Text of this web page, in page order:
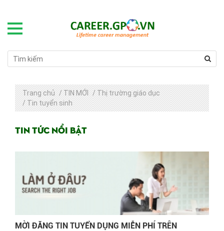
Trang chủ / TIN MỚI / Thị trường giáo dục
/ Tin tuyển sinh
Tin tức nổi bật
MỜI ĐĂNG TIN TUYỂN DỤNG MIỄN PHÍ TRÊN